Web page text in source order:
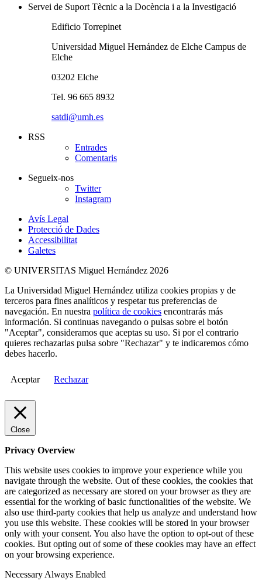
Servei de Suport Tècnic a la Docència i a la Investigació
Edificio Torrepinet
Universidad Miguel Hernández de Elche Campus de
Elche
03202 Elche
Tel. 96 665 8932
satdi@umh.es
RSS
Entrades
Comentaris
Segueix-nos
Twitter
Instagram
Avís Legal
Protecció de Dades
Accessibilitat
Galetes
© UNIVERSITAS Miguel Hernández 2026
La Universidad Miguel Hernández utiliza cookies propias y de
terceros para fines analíticos y respetar tus preferencias de
navegación. En nuestra política de cookies encontrarás más
información. Si continuas navegando o pulsas sobre el botón
"Aceptar", consideramos que aceptas su uso. Si por el contrario
quieres rechazarlas pulsa sobre "Rechazar" y te indicaremos cómo
debes hacerlo.
Aceptar Rechazar
Close
Privacy Overview
This website uses cookies to improve your experience while you
navigate through the website. Out of these cookies, the cookies that
are categorized as necessary are stored on your browser as they are
essential for the working of basic functionalities of the website. We
also use third-party cookies that help us analyze and understand how
you use this website. These cookies will be stored in your browser
only with your consent. You also have the option to opt-out of these
cookies. But opting out of some of these cookies may have an effect
on your browsing experience.
Necessary Always Enabled